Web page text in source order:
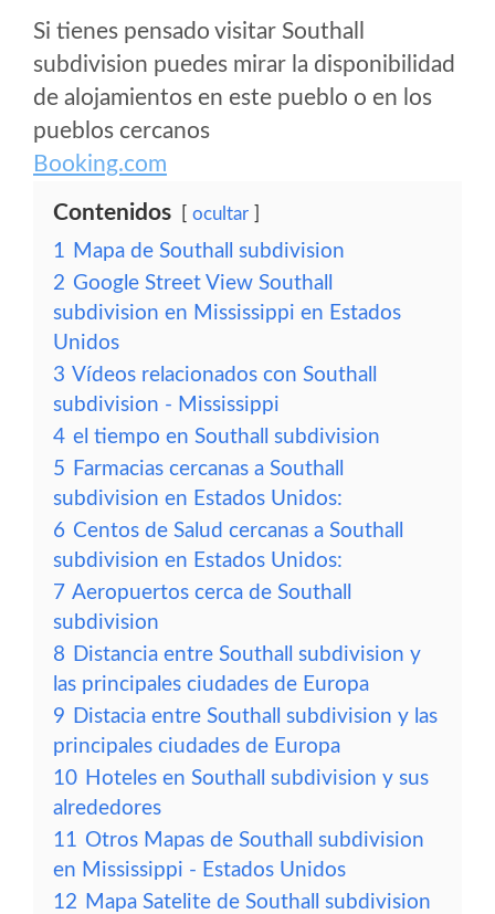
Si tienes pensado visitar Southall
subdivision puedes mirar la disponibilidad
de alojamientos en este pueblo o en los
pueblos cercanos
Booking.com
Contenidos ocultar
1 Mapa de Southall subdivision
2 Google Street View Southall
subdivision en Mississippi en Estados
Unidos
3 Vídeos relacionados con Southall
subdivision - Mississippi
4 el tiempo en Southall subdivision
5 Farmacias cercanas a Southall
subdivision en Estados Unidos:
6 Centos de Salud cercanas a Southall
subdivision en Estados Unidos:
7 Aeropuertos cerca de Southall
subdivision
8 Distancia entre Southall subdivision y
las principales ciudades de Europa
9 Distacia entre Southall subdivision y las
principales ciudades de Europa
10 Hoteles en Southall subdivision y sus
alrededores
11 Otros Mapas de Southall subdivision
en Mississippi - Estados Unidos
12 Mapa Satelite de Southall subdivision